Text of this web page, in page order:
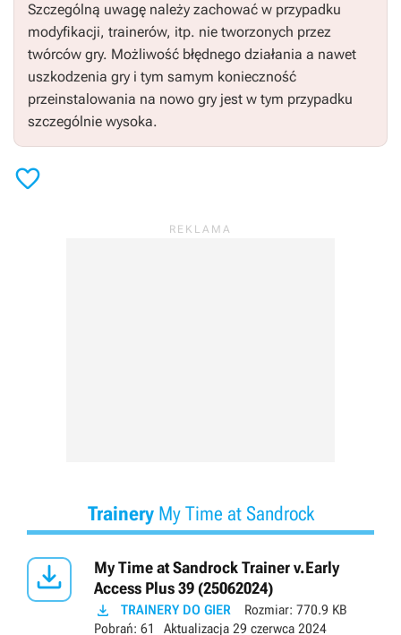
Szczególną uwagę należy zachować w przypadku
modyfikacji, trainerów, itp. nie tworzonych przez
twórców gry. Możliwość błędnego działania a nawet
uszkodzenia gry i tym samym konieczność
przeinstalowania na nowo gry jest w tym przypadku
szczególnie wysoka.

TraineryMy Time at Sandrock

My Time at Sandrock Trainer v.Early
Access Plus 39 (25062024)
 TRAINERY DO GIER Rozmiar: 770.9 KB
Pobrań: 61 Aktualizacja 29 czerwca 2024